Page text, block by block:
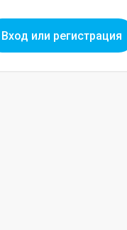
Вход или регистрация